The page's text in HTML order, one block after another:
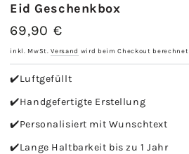
Eid Geschenkbox
Regulärer
69,90 €
inkl. MwSt.Versand wird beim Checkout berechnet
✔️Luftgefüllt
✔️Handgefertigte Erstellung
✔️Personalisiert mit Wunschtext
✔️Lange Haltbarkeit bis zu 1 Jahr